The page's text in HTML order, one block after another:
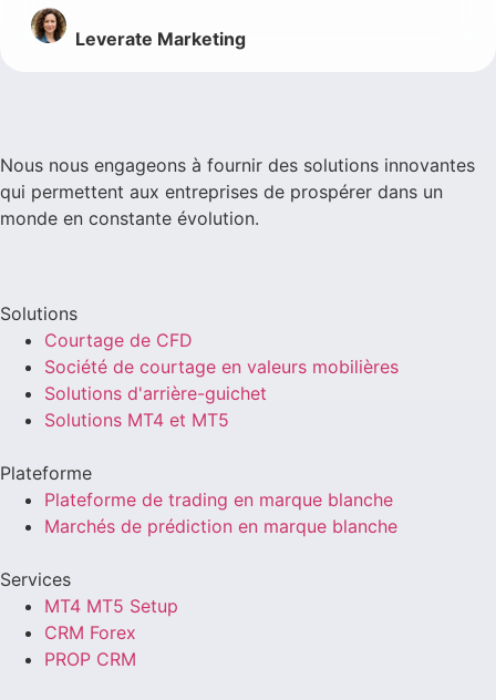
Leverate Marketing
Nous nous engageons à fournir des solutions innovantes
qui permettent aux entreprises de prospérer dans un
monde en constante évolution.
Solutions
Courtage de CFD
Société de courtage en valeurs mobilières
Solutions d'arrière-guichet
Solutions MT4 et MT5
Plateforme
Plateforme de trading en marque blanche
Marchés de prédiction en marque blanche
Services
MT4 MT5 Setup
CRM Forex
PROP CRM